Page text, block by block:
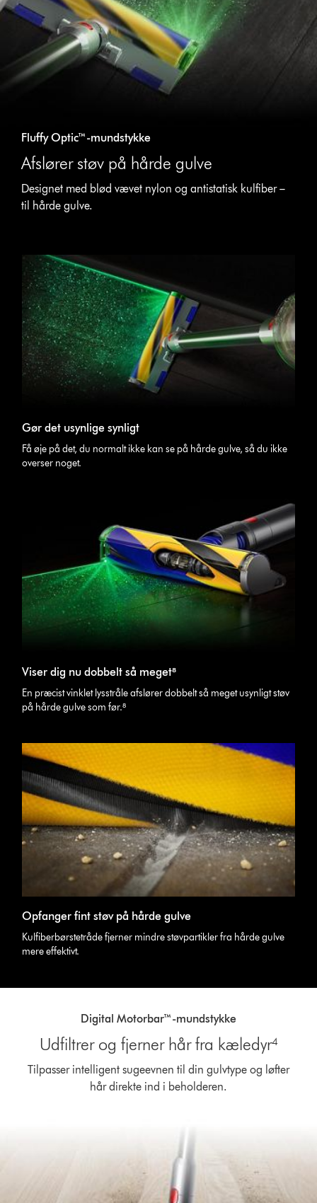
Fluffy Optic™-mundstykke
Afslører støv på hårde gulve
Designet med blød vævet nylon og antistatisk kulfiber –
til hårde gulve.
Gør det usynlige synligt
Få øje på det, du normalt ikke kan se på hårde gulve, så du ikke
overser noget.
Viser dig nu dobbelt så meget⁸
En præcist vinklet lysstråle afslører dobbelt så meget usynligt støv
på hårde gulve som før.⁸
Opfanger fint støv på hårde gulve
Kulfiberbørstetråde fjerner mindre støvpartikler fra hårde gulve
mere effektivt.
Digital Motorbar™-mundstykke
Udfiltrer og fjerner hår fra kæledyr⁴
Tilpasser intelligent sugeevnen til din gulvtype og løfter
hår direkte ind i beholderen.